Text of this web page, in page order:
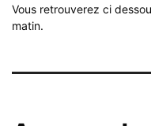
Vous retrouverez ci
matin.